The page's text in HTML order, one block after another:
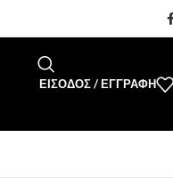
ΕΊΣΟΔΟΣ / ΕΓΓΡΑΦΉ